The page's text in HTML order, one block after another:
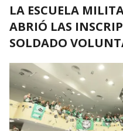
LA ESCUELA
ABRIÓ LAS
SOLDADO